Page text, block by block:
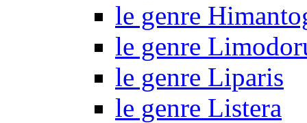
le genre
le genre
le genre Liparis
le genre Listera